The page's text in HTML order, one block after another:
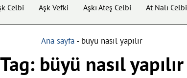
Celbi Aşk Vefki Aşkı Ateş Celbi At Nalı Celbi
Ana sayfa- büyü nasıl yapılır
Tag: büyü nasıl yapılır